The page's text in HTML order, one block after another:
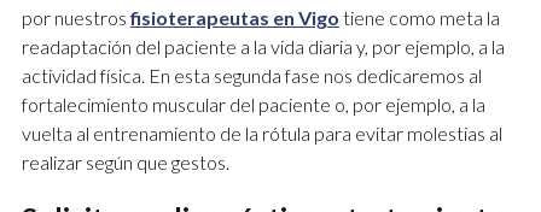
por nuestrosfisioterapeutas en Vigo tiene como meta la
readaptación del paciente a la vida diaria y, por ejemplo, a la
actividad física. En esta segunda fase nos dedicaremos al
fortalecimiento muscular del paciente o, por ejemplo, a la
vuelta al entrenamiento de la rótula para evitar molestias al
realizar según que gestos.